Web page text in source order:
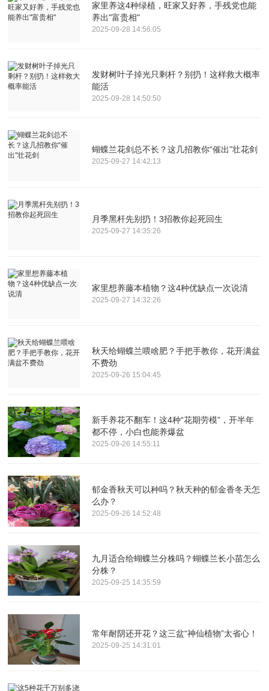
家里养这4种绿植，旺家又好养，手残党也能
养出"富贵相"
2025-09-28 14:56:05
发财树叶子掉光只剩杆？别扔！这样救大概率
能活
2025-09-28 14:50:50
蝴蝶兰花剑总不长？这几招教你“催出”壮花剑
2025-09-27 14:42:13
月季黑杆先别扔！3招教你起死回生
2025-09-27 14:35:26
家里想养藤本植物？这4种优缺点一次说清
2025-09-27 14:32:26
秋天给蝴蝶兰喂啥肥？手把手教你，花开满盆
不费劲
2025-09-26 15:04:45
新手养花不翻车！这4种“花期劳模”，开半年
都不停，小白也能养爆盆
2025-09-26 14:55:11
郁金香秋天可以种吗？秋天种的郁金香冬天怎
么办？
2025-09-26 14:52:48
九月适合给蝴蝶兰分株吗？蝴蝶兰长小苗怎么
分株？
2025-09-25 14:35:59
常年耐阴还开花？这三盆“神仙植物”太省心！
2025-09-25 14:31:01